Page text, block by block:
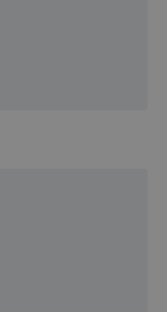
Wifi,
km. A tener